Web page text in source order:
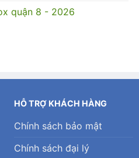
quận 8 - 2026
HỖ TRỢ KHÁCH HÀNG
Chính sách bảo mật
Chính sách đại lý